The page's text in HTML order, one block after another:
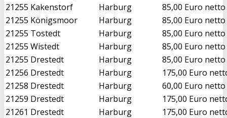
21255 Kakenstorf Harburg
85,00 Euro netto
21255 Königsmoor Harburg
85,00 Euro netto
21255 Tostedt Harburg
85,00 Euro netto
21255 Wistedt Harburg
85,00 Euro netto
21255 Drestedt Harburg
85,00 Euro netto
21256 Drestedt Harburg
175,00 Euro
21258 Drestedt Harburg
60,00 Euro netto
21259 Drestedt Harburg
175,00 Euro
21261 Drestedt Harburg
175,00 Euro